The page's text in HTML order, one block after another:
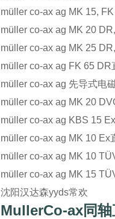
müller co-ax ag MK 15,
müller co-ax ag MK 20
müller co-ax ag MK 25
müller co-ax ag FK 65 DR
müller co-ax ag 先导式电
müller co-ax ag MK 20
müller co-ax ag KBS 15
müller co-ax ag MK 10 Ex
müller co-ax ag MK 10
müller co-ax ag MK 15
沈阳汉达森yyds常欢
MullerCo-ax同